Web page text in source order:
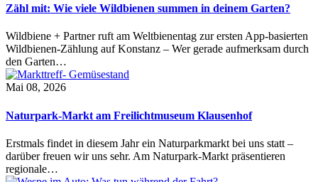
Zähl mit: Wie viele Wildbienen summen in deinem Garten?
Wildbiene + Partner ruft am Weltbienentag zur ersten App-basierten
Wildbienen-Zählung auf Konstanz – Wer gerade aufmerksam durch
den Garten…
Mai 08, 2026
Naturpark-Markt am Freilichtmuseum Klausenhof
Erstmals findet in diesem Jahr ein Naturparkmarkt bei uns statt –
darüber freuen wir uns sehr. Am Naturpark-Markt präsentieren
regionale…